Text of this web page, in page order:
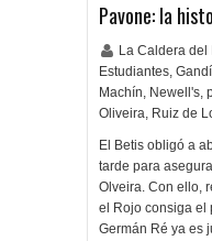
Pavone: la
La Caldera del
Estudiantes,
Machín, Newell's,
Oliveira, Ruiz de
El Betis obligó a
tarde para
Olveira. Con ello,
el Rojo consiga el
Germán Ré ya es